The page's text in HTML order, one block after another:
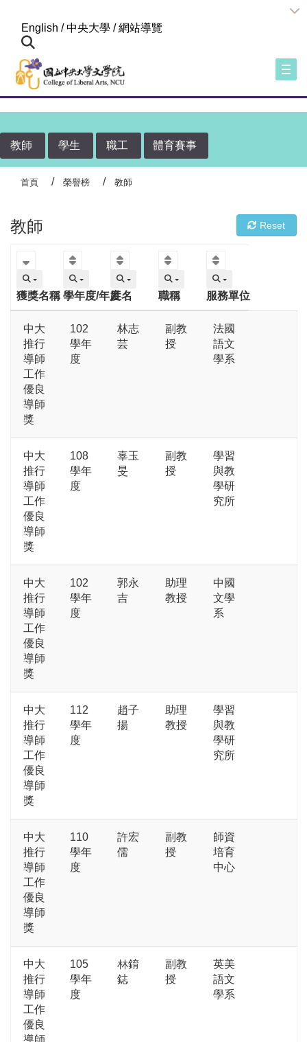
English /中央大學 /網站導覽
教師 學生 職工 體育賽事
首頁 榮譽榜 教師
教師 Reset
獲獎名稱 學年度/年度姓名 職稱 服務單位
中大
推行
導師
工作
優良
導師
獎
102
學年
度
林志
芸
副教
授
法國
語文
學系
中大
推行
導師
工作
優良
導師
獎
108
學年
度
辜玉
旻
副教
授
學習
與教
學研
究所
中大
推行
導師
工作
優良
導師
獎
102
學年
度
郭永
吉
助理
教授
中國
文學
系
中大
推行
導師
工作
優良
導師
獎
112
學年
度
趙子
揚
助理
教授
學習
與教
學研
究所
中大
推行
導師
工作
優良
導師
獎
110
學年
度
許宏
儒
副教
授
師資
培育
中心
中大
推行
導師
工作
優良
導師
105
學年
度
林錥
鋕
副教
授
英美
語文
學系